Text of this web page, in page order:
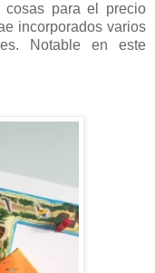
cosas para el precio
incorporados varios
Notable en este